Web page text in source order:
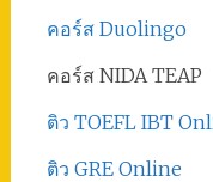
คอร์ส Duolingo
คอร์ส NIDA TEAP
ติว TOEFL IBT
ติว GRE Online